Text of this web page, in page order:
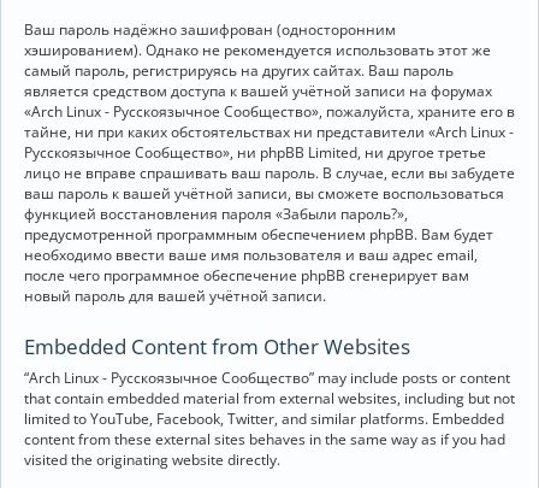
Ваш пароль надёжно зашифрован (односторонним
хэшированием). Однако не рекомендуется использовать этот же
самый пароль, регистрируясь на других сайтах. Ваш пароль
является средством доступа к вашей учётной записи на форумах
«Arch Linux - Русскоязычное Сообщество», пожалуйста, храните его в
тайне, ни при каких обстоятельствах ни представители «Arch Linux -
Русскоязычное Сообщество», ни phpBB Limited, ни другое третье
лицо не вправе спрашивать ваш пароль. В случае, если вы забудете
ваш пароль к вашей учётной записи, вы сможете воспользоваться
функцией восстановления пароля «Забыли пароль?»,
предусмотренной программным обеспечением phpBB. Вам будет
необходимо ввести ваше имя пользователя и ваш адрес email,
после чего программное обеспечение phpBB сгенерирует вам
новый пароль для вашей учётной записи.
Embedded Content from Other Websites
“Arch Linux - Русскоязычное Сообщество” may include posts or content
that contain embedded material from external websites, including but not
limited to YouTube, Facebook, Twitter, and similar platforms. Embedded
content from these external sites behaves in the same way as if you had
visited the originating website directly.